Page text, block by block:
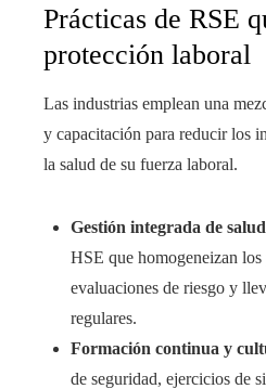
Prácticas de RSE
protección laboral
Las industrias emplean una
y capacitación para reducir los
la salud de su fuerza laboral.
Gestión integrada de
HSE que homogeneizan
evaluaciones de riesgo y
regulares.
Formación continua y
de seguridad, ejercicios de